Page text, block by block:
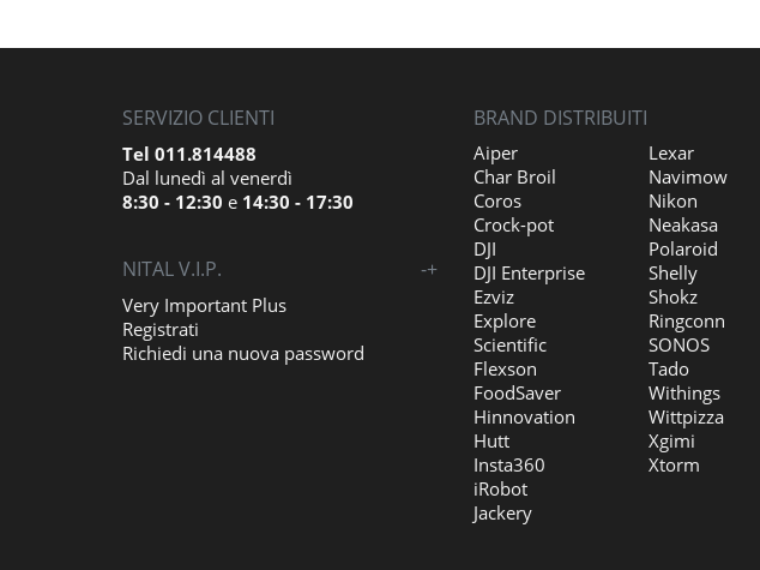
SERVIZIO CLIENTI
Tel 011.814488
Dal lunedì al venerdì
8:30 - 12:30 e 14:30 - 17:30
NITAL V.I.P. +
-
Very Important Plus
Registrati
Richiedi una nuova password
BRAND DISTRIBUITI
Aiper
Char Broil
Coros
Crock-pot
DJI
DJI Enterprise
Ezviz
Explore
Scientific
Flexson
FoodSaver
Hinnovation
Hutt
Insta360
iRobot
Jackery
Lexar
Navimow
Nikon
Neakasa
Polaroid
Shelly
Shokz
Ringconn
SONOS
Tado
Withings
Wittpizza
Xgimi
Xtorm